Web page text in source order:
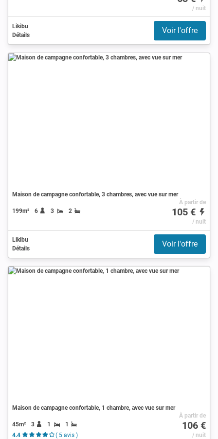
/ nuit
Likibu
Détails
Voir l'offre
Maison de campagne confortable, 3 chambres, avec vue sur mer
199m² 6 3 2
À partir de
105 €
/ nuit
Likibu
Détails
Voir l'offre
Maison de campagne confortable, 1 chambre, avec vue sur mer
45m² 3 1
1
4.4
( 5 avis )
À partir de
106 €
/ nuit